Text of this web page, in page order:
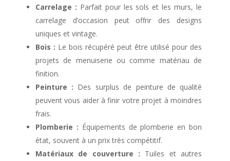
Carrelage : Parfait pour les sols et les murs, le
carrelage d’occasion peut offrir des designs
uniques et vintage.
Bois : Le bois récupéré peut être utilisé pour des
projets de menuiserie ou comme matériau de
finition.
Peinture : Des surplus de peinture de qualité
peuvent vous aider à finir votre projet à moindres
frais.
Plomberie : Équipements de plomberie en bon
état, souvent à un prix très compétitif.
Matériaux de couverture : Tuiles et autres